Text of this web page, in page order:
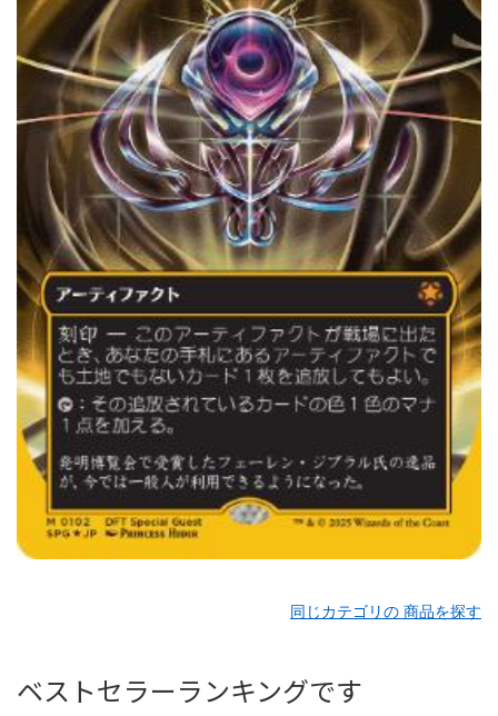
同じカテゴリの 商品を探す
ベストセラーランキングです